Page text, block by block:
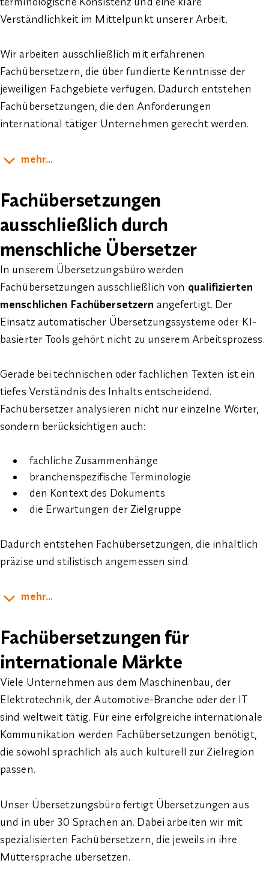
Verständlichkeit im Mittelpunkt unserer Arbeit.
Wir arbeiten ausschließlich mit erfahrenen
Fachübersetzern, die über fundierte Kenntnisse der
jeweiligen Fachgebiete verfügen. Dadurch entstehen
Fachübersetzungen, die den Anforderungen
international tätiger Unternehmen gerecht werden.
mehr...
Fachübersetzungen
ausschließlich durch
menschliche Übersetzer
In unserem Übersetzungsbüro werden
Fachübersetzungen ausschließlich von qualifizierten
menschlichen Fachübersetzern angefertigt. Der
Einsatz automatischer Übersetzungssysteme oder KI-
basierter Tools gehört nicht zu unserem Arbeitsprozess.
Gerade bei technischen oder fachlichen Texten ist ein
tiefes Verständnis des Inhalts entscheidend.
Fachübersetzer analysieren nicht nur einzelne Wörter,
sondern berücksichtigen auch:
fachliche Zusammenhänge
branchenspezifische Terminologie
den Kontext des Dokuments
die Erwartungen der Zielgruppe
Dadurch entstehen Fachübersetzungen, die inhaltlich
präzise und stilistisch angemessen sind.
mehr...
Fachübersetzungen für
internationale Märkte
Viele Unternehmen aus dem Maschinenbau, der
Elektrotechnik, der Automotive-Branche oder der IT
sind weltweit tätig. Für eine erfolgreiche internationale
Kommunikation werden Fachübersetzungen benötigt,
die sowohl sprachlich als auch kulturell zur Zielregion
passen.
Unser Übersetzungsbüro fertigt Übersetzungen aus
und in über 30 Sprachen an. Dabei arbeiten wir mit
spezialisierten Fachübersetzern, die jeweils in ihre
Muttersprache übersetzen.